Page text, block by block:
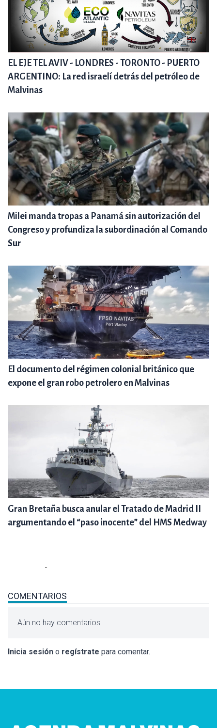
EL EJE TEL AVIV - LONDRES - TORONTO - PUERTO
ARGENTINO: La red israelí detrás del petróleo de
Malvinas
Milei manda tropas a Panamá sin autorización del
Congreso y profundiza la subordinación al Comando
Sur
El documento del régimen colonial británico que
expone el gran robo petrolero en Malvinas
Gran Bretaña busca anular el Tratado de Madrid II
argumentando el “paso inocente” del HMS Medway
COMENTARIOS
Aún no hay comentarios
Inicia sesión o regístrate para comentar.